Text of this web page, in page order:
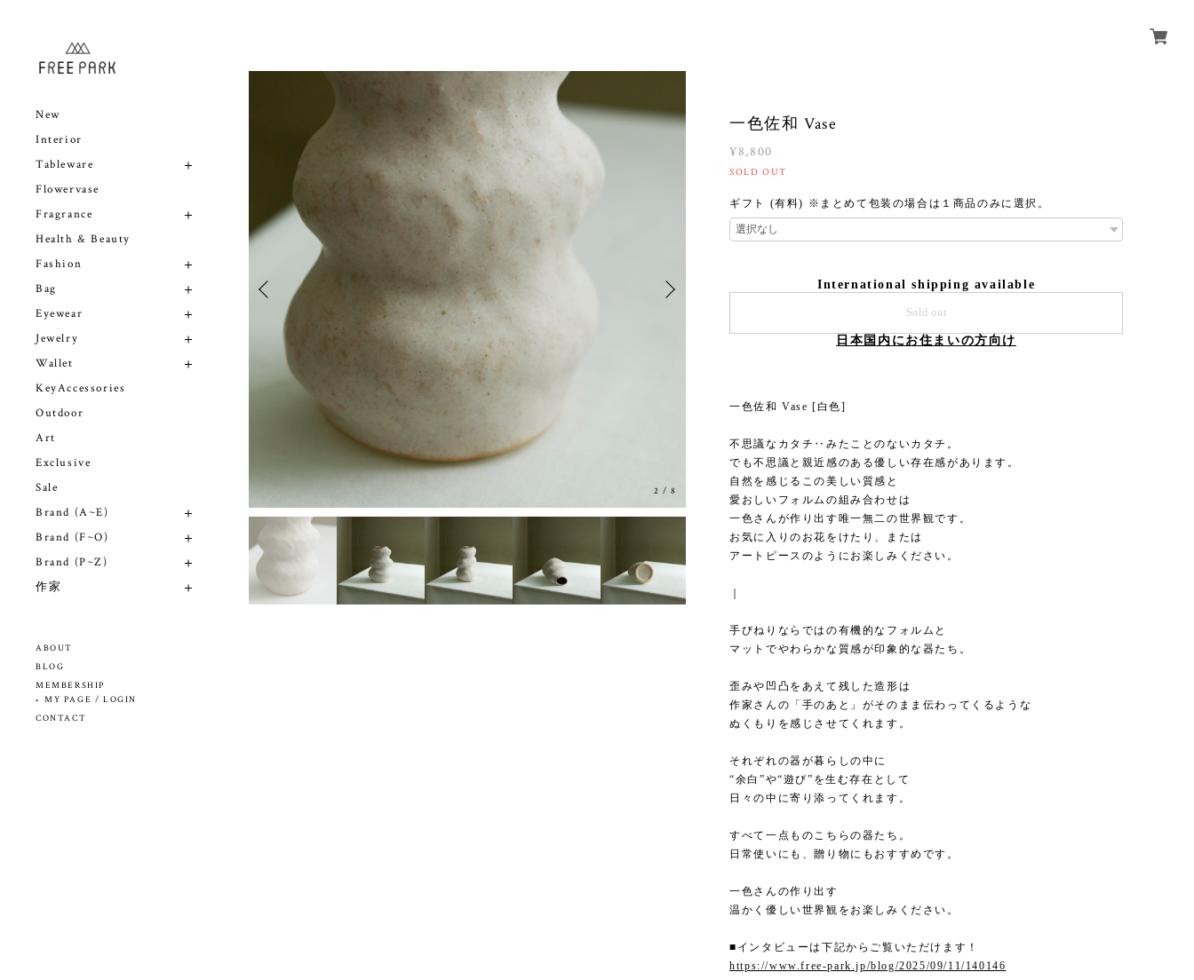
New
Interior
Tableware
Flowervase
Fragrance
Health & Beauty
Fashion
Bag
Eyewear
Jewelry
Wallet
KeyAccessories
Outdoor
Art
Exclusive
Sale
Brand (A~E)
Brand (F~O)
Brand (P~Z)
作家
ABOUT
BLOG
MEMBERSHIP
MY PAGE / LOGIN
CONTACT
2 /8
一色佐和 Vase
¥8,800
SOLD OUT
ギフト (有料) ※まとめて包装の場合は１商品のみに選択。
International shipping available
Sold out
日本国内にお住まいの方向け
一色佐和 Vase [白色]
不思議なカタチ‥みたことのないカタチ。
でも不思議と親近感のある優しい存在感があります。
自然を感じるこの美しい質感と
愛おしいフォルムの組み合わせは
一色さんが作り出す唯一無二の世界観です。
お気に入りのお花をけたり、または
アートピースのようにお楽しみください。
手びねりならではの有機的なフォルムと
マットでやわらかな質感が印象的な器たち。
歪みや凹凸をあえて残した造形は
作家さんの「手のあと」がそのまま伝わってくるような
ぬくもりを感じさせてくれます。
それぞれの器が暮らしの中に
“余白”や“遊び”を生む存在として
日々の中に寄り添ってくれます。
すべて一点ものこちらの器たち。
日常使いにも、贈り物にもおすすめです。
一色さんの作り出す
温かく優しい世界観をお楽しみください。
■インタビューは下記からご覧いただけます！
https://www.free-park.jp/blog/2025/09/11/140146